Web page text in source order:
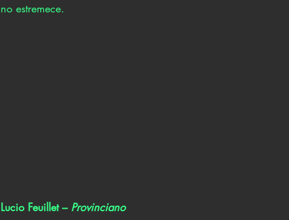
no estremece.
Lucio Feuillet – Provinciano